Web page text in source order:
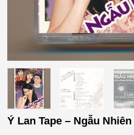
Ý Lan Tape – Ngẫu Nhiên